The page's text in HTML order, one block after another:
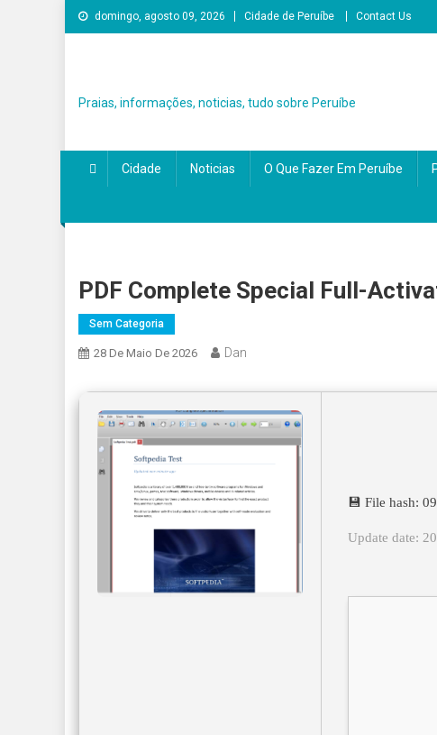
Skip
to
domingo, agosto 09, 2026 Cidade de Peruíbe Contact Us
Praias, informações, noticias, tudo sobre Peruíbe
Cidade Noticias O Que Fazer Em Peruíbe
PDF Complete Special Full-
Sem Categoria
28 De Maio De 2026 Dan
💾 File hash:
Update date: